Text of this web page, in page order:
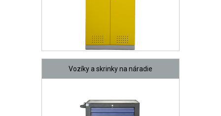
Vozíky a skrinky na náradie